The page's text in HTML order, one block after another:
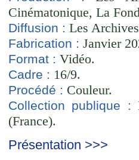
Cinématonique, La
Diffusion : Les
Fabrication : Janvier
Format : Vidéo.
Cadre : 16/9.
Procédé : Couleur.
Collection publique :
(France).
Présentation >>>